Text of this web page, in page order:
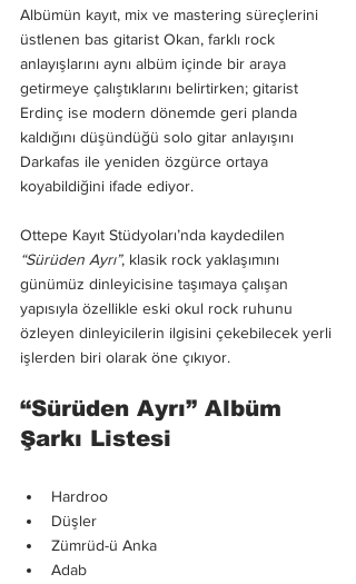
Albümün kayıt, mix ve mastering süreçlerini
üstlenen bas gitarist Okan, farklı rock
anlayışlarını aynı albüm içinde bir araya
getirmeye çalıştıklarını belirtirken; gitarist
Erdinç ise modern dönemde geri planda
kaldığını düşündüğü solo gitar anlayışını
Darkafas ile yeniden özgürce ortaya
koyabildiğini ifade ediyor.
Ottepe Kayıt Stüdyoları’nda kaydedilen
“Sürüden Ayrı”, klasik rock yaklaşımını
günümüz dinleyicisine taşımaya çalışan
yapısıyla özellikle eski okul rock ruhunu
özleyen dinleyicilerin ilgisini çekebilecek yerli
işlerden biri olarak öne çıkıyor.
“Sürüden Ayrı” Albüm
Şarkı Listesi
Hardroo
Düşler
Zümrüd-ü Anka
Adab